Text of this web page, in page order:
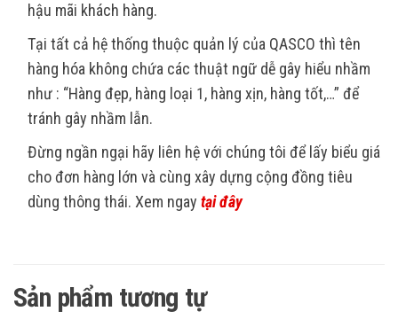
hậu mãi khách hàng.
Tại tất cả hệ thống thuộc quản lý của QASCO thì tên
hàng hóa không chứa các thuật ngữ dễ gây hiểu nhầm
như : “Hàng đẹp, hàng loại 1, hàng xịn, hàng tốt,…” để
tránh gây nhầm lẫn.
Đừng ngần ngại hãy liên hệ với chúng tôi để lấy biểu giá
cho đơn hàng lớn và cùng xây dựng cộng đồng tiêu
dùng thông thái. Xem ngay tại đây
Sản phẩm tương tự